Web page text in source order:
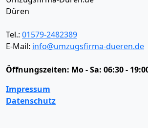
Düren
Tel.: 01579-2482389
E-Mail: info@umzugsfirma-dueren.de
Öffnungszeiten: Mo - Sa: 06:30 -
Impressum
Datenschutz